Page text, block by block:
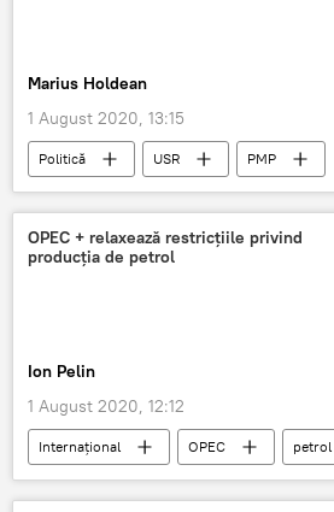
Marius Holdean
1 August 2020, 13:15
Politică USR
PMP
Alegeri locale în România 2020
PNL
OPEC + relaxează restricțiile privind
producția de petrol
Ion Pelin
1 August 2020, 12:12
Internaţional OPEC petrol